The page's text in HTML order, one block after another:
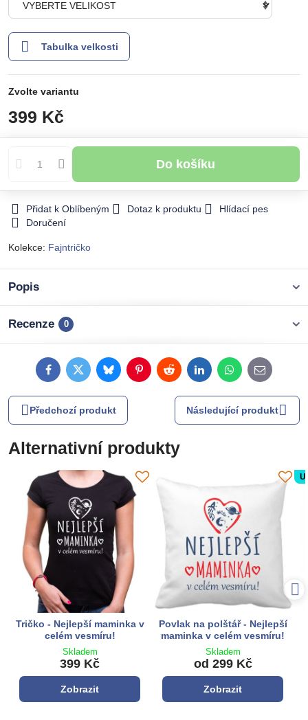
Tabulka velkosti
Zvolte variantu
399 Kč
Do košíku
Přidat k Oblíbeným Dotaz k produktu
Hlídací pes
Doručení
Kolekce: Fajntričko
Popis
Recenze 0
FacebookTwitterBlueskyPinterestRedditLinkedInWhatsApp
E-
mail
Předchozí produkt Následující produkt
Alternativní produkty
Tričko - Nejlepší maminka v
celém vesmíru!
Skladem
399 Kč
Zobrazit
Povlak na polštář - Nejlepší
maminka v celém vesmíru!
Skladem
od 299 Kč
Zobrazit